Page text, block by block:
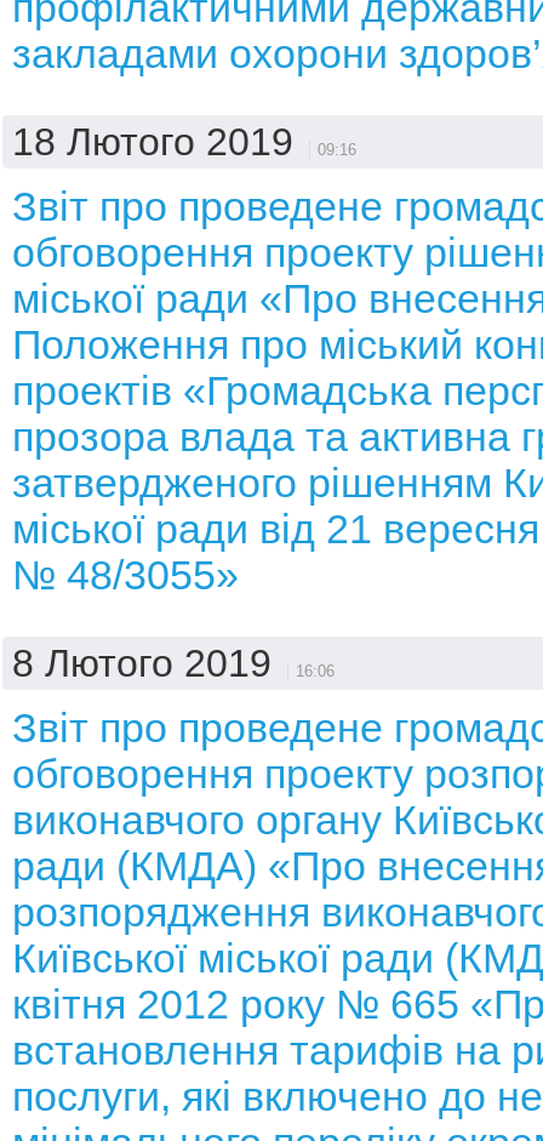
закладами охорони
18 Лютого 2019 09:16
Звіт про проведене
обговорення проекту
міської ради «Про
Положення про міський
проектів «Громадська
прозора влада та активна
затвердженого рішенням
міської ради від 21
№ 48/3055»
8 Лютого 2019 16:06
Звіт про проведене
обговорення проекту
виконавчого органу
ради (КМДА) «Про
розпорядження
Київської міської ради
квітня 2012 року № 665
встановлення тарифів на
послуги, які включено до